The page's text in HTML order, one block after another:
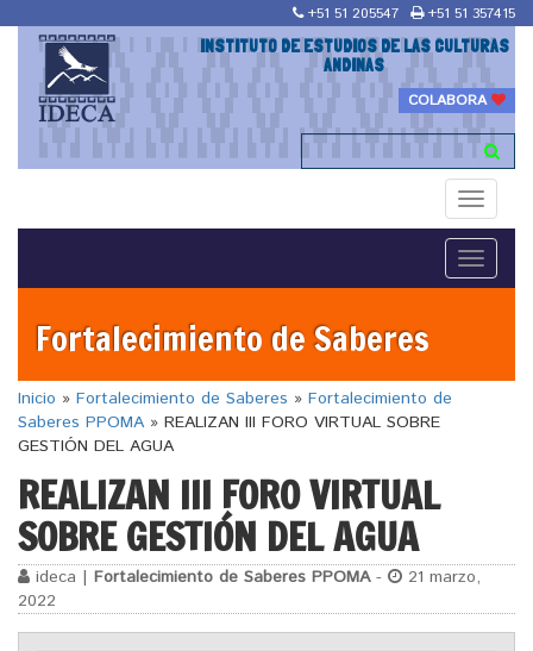
+51 51 205547 +51 51 357415
INSTITUTO DE ESTUDIOS DE LAS CULTURAS
ANDINAS
COLABORA
Toggle
Toggle
Fortalecimiento de Saberes
Inicio » Fortalecimiento de Saberes » Fortalecimiento de
Saberes PPOMA » REALIZAN III FORO VIRTUAL SOBRE
GESTIÓN DEL AGUA
REALIZAN III FORO VIRTUAL
SOBRE GESTIÓN DEL AGUA
ideca | Fortalecimiento de Saberes PPOMA-
21 marzo,
2022